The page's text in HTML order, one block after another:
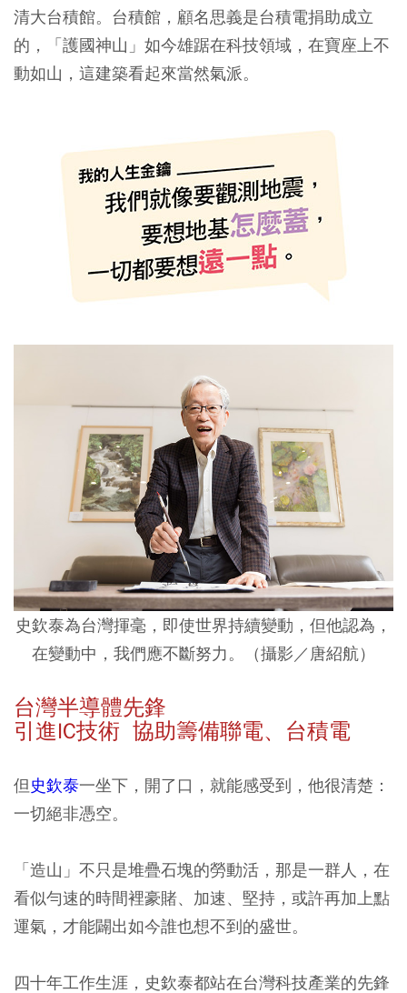
清大台積館。台積館，顧名思義是台積電捐助成立
的，「護國神山」如今雄踞在科技領域，在寶座上不
動如山，這建築看起來當然氣派。
史欽泰為台灣揮毫，即使世界持續變動，但他認為，
在變動中，我們應不斷努力。（攝影／唐紹航）
台灣半導體先鋒
引進IC技術 協助籌備聯電、台積電
但史欽泰一坐下，開了口，就能感受到，他很清楚：
一切絕非憑空。
「造山」不只是堆疊石塊的勞動活，那是一群人，在
看似勻速的時間裡豪賭、加速、堅持，或許再加上點
運氣，才能闢出如今誰也想不到的盛世。
四十年工作生涯，史欽泰都站在台灣科技產業的先鋒